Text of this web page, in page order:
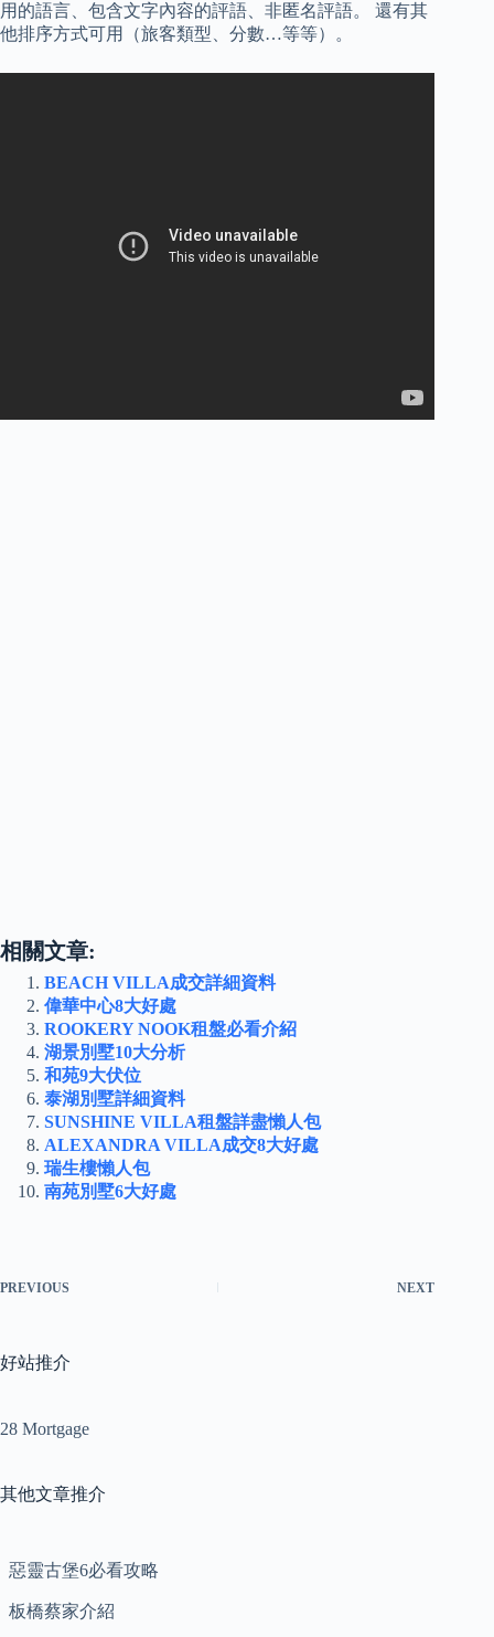
用的語言、包含文字內容的評語、非匿名評語。 還有其
他排序方式可用（旅客類型、分數…等等）。
相關文章:
BEACH VILLA成交詳細資料
偉華中心8大好處
ROOKERY NOOK租盤必看介紹
湖景別墅10大分析
和苑9大伏位
泰湖別墅詳細資料
SUNSHINE VILLA租盤詳盡懶人包
ALEXANDRA VILLA成交8大好處
瑞生樓懶人包
南苑別墅6大好處
PREVIOUS NEXT
好站推介
28 Mortgage
其他文章推介
惡靈古堡6必看攻略
板橋蔡家介紹